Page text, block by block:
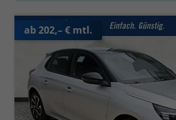
ab 202,– € mtl.